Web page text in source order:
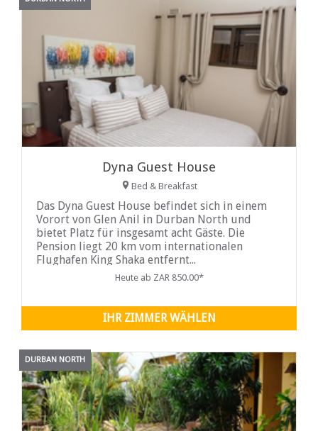
Dyna Guest House
Bed & Breakfast
Das Dyna Guest House befindet sich in einem
Vorort von Glen Anil in Durban North und
bietet Platz für insgesamt acht Gäste. Die
Pension liegt 20 km vom internationalen
Flughafen King Shaka entfernt...
Heute ab ZAR 850.00*
IHR ZIMMER WÄHLEN
DURBAN NORTH